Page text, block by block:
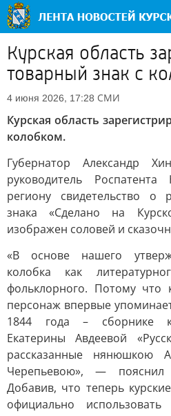
Курская область
товарный знак с
4 июня 2026, 17:28 СМИ
Курская область
колобком.
Губернатор Александр
руководитель
региону свидетельство о
знака «Сделано на
изображен соловей и
«В основе нашего
колобка как
фольклорного. Потому что
персонаж впервые
1844 года – сборнике
Екатерины Авдеевой
рассказанные нянюшкою
Черепьевою», — пояснил
Добавив, что теперь
официально